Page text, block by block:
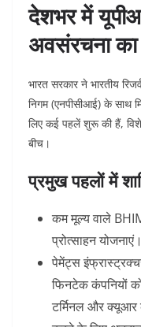
देशभर में
अवसंरचना का
भारत सरकार ने भारतीय
निगम (एनपीसीआई) के साथ
लिए कई पहलें शुरू की हैं,
बीच।
प्रमुख पहलों में
कम मूल्य वाले
प्रोत्साहन योजनाएं।
पेमेंट्स
फिनटेक कंपनियों
टर्मिनल और